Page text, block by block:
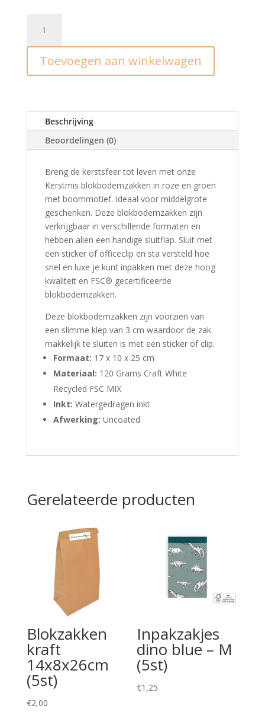
xmas
tree
-
aantal
Toevoegen aan winkelwagen
Beschrijving
Beoordelingen (0)
Breng de kerstsfeer tot leven met onze
Kerstmis blokbodemzakken in roze en groen
met boommotief. Ideaal voor middelgrote
geschenken. Deze blokbodemzakken zijn
verkrijgbaar in verschillende formaten en
hebben allen een handige sluitflap. Sluit met
een sticker of officeclip en sta versteld hoe
snel en luxe je kunt inpakken met deze hoog
kwaliteit en FSC® gecertificeerde
blokbodemzakken.
Deze blokbodemzakken zijn voorzien van
een slimme klep van 3 cm waardoor de zak
makkelijk te sluiten is met een sticker of clip.
Formaat: 17 x 10 x 25 cm
Materiaal: 120 Grams Craft White
Recycled FSC MIX
Inkt: Watergedragen inkt
Afwerking: Uncoated
Gerelateerde producten
Blokzakken
kraft
14x8x26cm
(5st)
€2,00
Inpakzakjes
dino blue – M
(5st)
€1,25